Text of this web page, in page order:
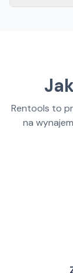
Rentools to
na